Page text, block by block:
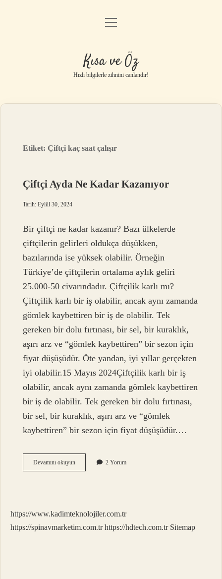
Anasayfa
Gizlilik Politikası
Yasal Uyarı
menüyü
Kısa ve Öz
Hızlı bilgilerle zihnini canlandır!
Etiket:Çiftçi kaç saat çalışır
Çiftçi Ayda Ne Kadar Kazanıyor
Tarih: Eylül 30, 2024
Bir çiftçi ne kadar kazanır? Bazı ülkelerde
çiftçilerin gelirleri oldukça düşükken,
bazılarında ise yüksek olabilir. Örneğin
Türkiye’de çiftçilerin ortalama aylık geliri
25.000-50 civarındadır. Çiftçilik karlı mı?
Çiftçilik karlı bir iş olabilir, ancak aynı zamanda
gömlek kaybettiren bir iş de olabilir. Tek
gereken bir dolu fırtınası, bir sel, bir kuraklık,
aşırı arz ve “gömlek kaybettiren” bir sezon için
fiyat düşüşüdür. Öte yandan, iyi yıllar gerçekten
iyi olabilir.15 Mayıs 2024Çiftçilik karlı bir iş
olabilir, ancak aynı zamanda gömlek kaybettiren
bir iş de olabilir. Tek gereken bir dolu fırtınası,
bir sel, bir kuraklık, aşırı arz ve “gömlek
kaybettiren” bir sezon için fiyat düşüşüdür.…
Devamını okuyunÇiftçi
Ayda
2 Yorum
https://www.kadimteknolojiler.com.tr
https://spinavmarketim.com.tr https://hdtech.com.tr Sitemap